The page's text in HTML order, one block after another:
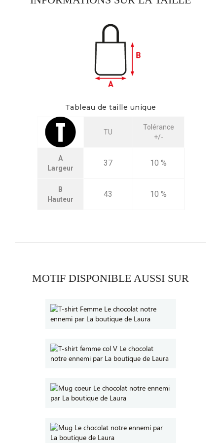
Tableau de taille unique
TU
Tolérance
+/-
A
Largeur
37 10 %
B
Hauteur
43 10 %
MOTIF DISPONIBLE AUSSI SUR